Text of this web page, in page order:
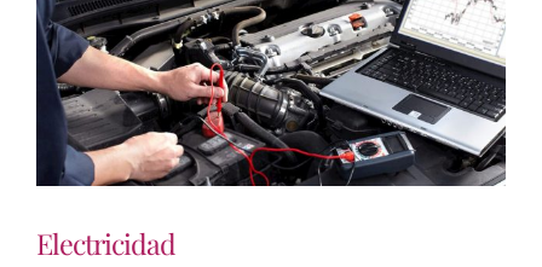
Electricidad